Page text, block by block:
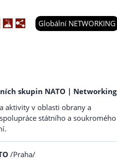
Globální NETWORKING
skupin NATO | Networking
a aktivity v oblasti obrany a
státního a soukromého
/Praha/